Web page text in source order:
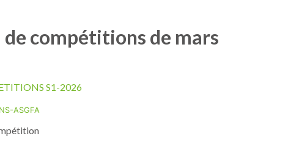
compétitions de mars
S1-2026
ASGFA